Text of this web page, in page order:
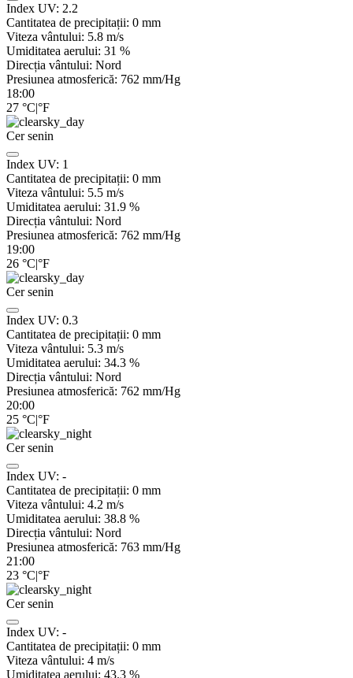
Index UV: 2.2
Cantitatea de precipitații: 0 mm
Viteza vântului: 5.8 m/s
Umiditatea aerului: 31 %
Direcția vântului: Nord
Presiunea atmosferică: 762 mm/Hg
18:00
27 °C|°F
Cer senin
Index UV: 1
Cantitatea de precipitații: 0 mm
Viteza vântului: 5.5 m/s
Umiditatea aerului: 31.9 %
Direcția vântului: Nord
Presiunea atmosferică: 762 mm/Hg
19:00
26 °C|°F
Cer senin
Index UV: 0.3
Cantitatea de precipitații: 0 mm
Viteza vântului: 5.3 m/s
Umiditatea aerului: 34.3 %
Direcția vântului: Nord
Presiunea atmosferică: 762 mm/Hg
20:00
25 °C|°F
Cer senin
Index UV: -
Cantitatea de precipitații: 0 mm
Viteza vântului: 4.2 m/s
Umiditatea aerului: 38.8 %
Direcția vântului: Nord
Presiunea atmosferică: 763 mm/Hg
21:00
23 °C|°F
Cer senin
Index UV: -
Cantitatea de precipitații: 0 mm
Viteza vântului: 4 m/s
Umiditatea aerului: 43.3 %